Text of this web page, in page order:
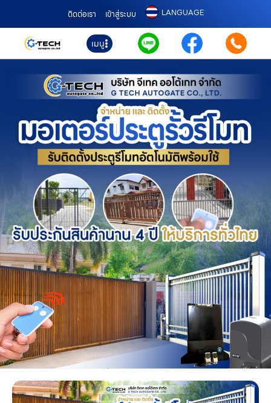
ติดต่อเรา เข้าสู่ระบบ LANGUAGE
เมนู